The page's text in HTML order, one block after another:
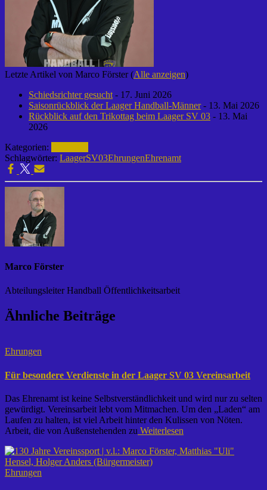
Letzte Artikel von Marco Förster(Alle anzeigen)
Schiedsrichter gesucht - 17. Juni 2026
Saisonrückblick der Laager Handball-Männer- 13. Mai 2026
Rückblick auf den Trikottag beim Laager SV 03 - 13. Mai
2026
Kategorien:
Schlagwörter: LaagerSV03EhrungenEhrenamt
Marco Förster
Abteilungsleiter Handball Öffentlichkeitsarbeit
Ähnliche Beiträge
Ehrungen
Für besondere Verdienste in der Laager SV 03 Vereinsarbeit
Das Ehrenamt ist keine Selbstverständlichkeit und wird nur zu selten
gewürdigt. Vereinsarbeit lebt vom Mitmachen. Um den „Laden“ am
Laufen zu halten, ist viel Arbeit hinter den Kulissen von Nöten.
Arbeit, die von Außenstehenden zu Weiterlesen
Ehrungen